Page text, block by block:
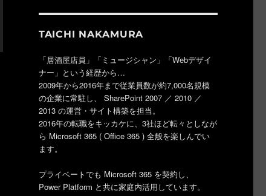
TAICHI NAKAMURA
「居酒屋店員」「ミュージシャン」「Webデザイ
ナー」という経歴から…
2009年から2016年まで従業員数が約7,000名規模
の企業に常駐し、 SharePoint 2007 ／ 2010 ／
2013 の運営・サイト構築を担当。
2016年の転職をキッカケに、3社ほど転々としなが
ら Microsoft 365 ( Office 365 ) 全般を楽しんでい
ます。
プライベートでも Microsoft 365 を契約し、
Power Platform と共に家庭内活用しています。